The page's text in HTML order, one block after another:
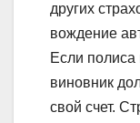
других
вождение
Если полиса
виновник
свой счет.